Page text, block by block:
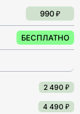
990 ₽
БЕСПЛАТНО
2 490 ₽
4 490 ₽